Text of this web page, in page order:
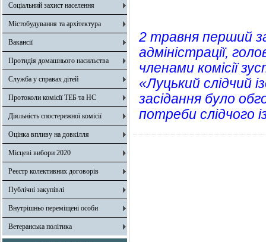
Соціальний захист населення
Містобудування та архітектура
Вакансії
Протидія домашнього насильства
Служба у справах дітей
Протоколи комісії ТЕБ та НС
Діяльність спостережної комісії
Оцінка впливу на довкілля
Місцеві вибори 2020
Реєстр колективних договорів
Публічні закупівлі
Внутрішньо переміщені особи
Ветеранська політика
2 травня перший
адміністрації,
членами комісії
«Луцький слідчий
засідання було
потреби слідчого